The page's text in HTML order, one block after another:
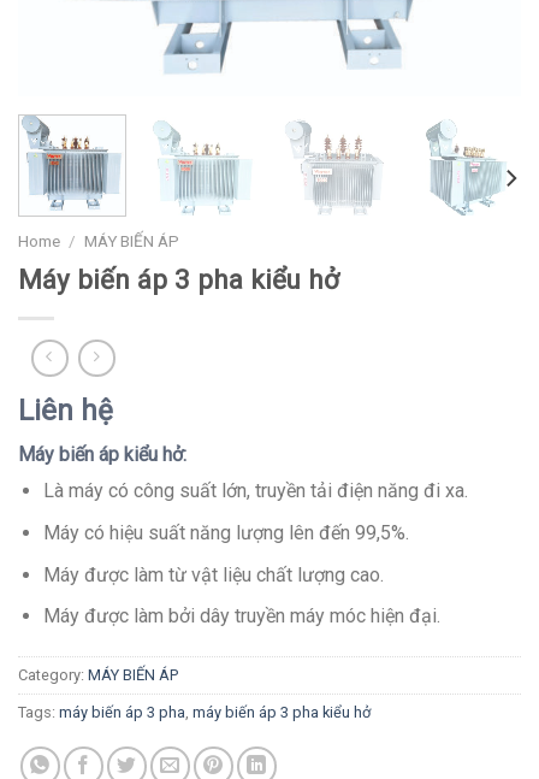
Home / MÁY BIẾN ÁP
Máy biến áp 3 pha kiểu hở
Liên hệ
Máy biến áp kiểu hở:
Là máy có công suất lớn, truyền tải điện năng đi xa.
Máy có hiệu suất năng lượng lên đến 99,5%.
Máy được làm từ vật liệu chất lượng cao.
Máy được làm bởi dây truyền máy móc hiện đại.
Category: MÁY BIẾN ÁP
Tags: máy biến áp 3 pha máy biến áp 3 pha kiểu hở